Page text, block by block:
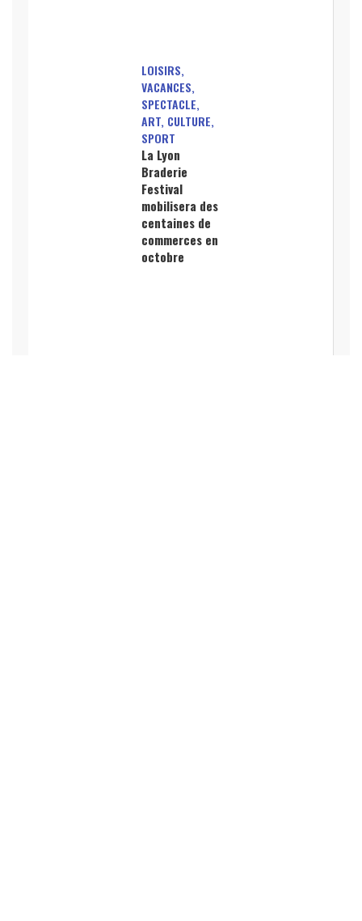
LOISIRS,
VACANCES,
SPECTACLE,
ART, CULTURE,
SPORT
La Lyon
Braderie
Festival
mobilisera des
centaines de
commerces en
octobre